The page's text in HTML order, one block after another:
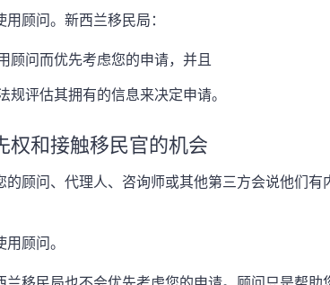
顾问。新西兰移民局：
顾问而优先考虑您的申请，并且
规评估其拥有的信息来决定申请。
权和接触移民官的机会
的顾问、代理人、咨询师或其他第三方会说他们
顾问。